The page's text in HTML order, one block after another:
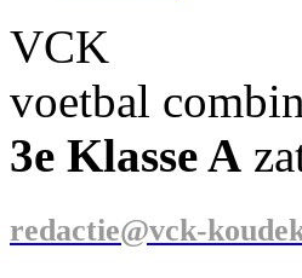
VCK
voetbal
3e Klasse A
redactie@vck-